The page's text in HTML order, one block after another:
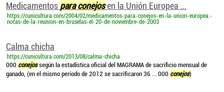
Medicamentos para conejosen la Unión Europea ...
https://cunicultura.com/2004/02/medicamentos-para-conejos-en-la-union-europea.-
notas-de-la-reunion-en-bruselas-el-20-de-noviembre-de-2003
Calma chicha
https://cunicultura.com/2013/08/calma-chicha
000 conejossegún la estadística oficial del MAGRAMA de sacrificio mensual de
ganado, (en el mismo período de 2012 se sacrificaron 36 ... 000 conejos)